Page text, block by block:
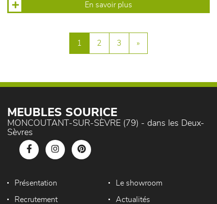
En savoir plus
1 2 3 »
MEUBLES SOURICE
MONCOUTANT-SUR-SÈVRE (79) - dans les Deux-
Sèvres
Présentation Le showroom
Recrutement Actualités